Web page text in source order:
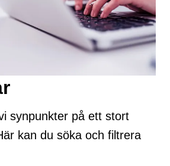
synpunkter på ett stort
kan du söka och filtrera